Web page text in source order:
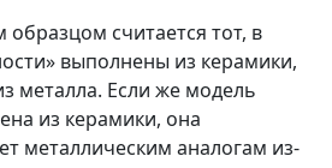
считается тот, в
выполнены из керамики,
металла. Если же модель
из керамики, она
металлическим аналогам из-